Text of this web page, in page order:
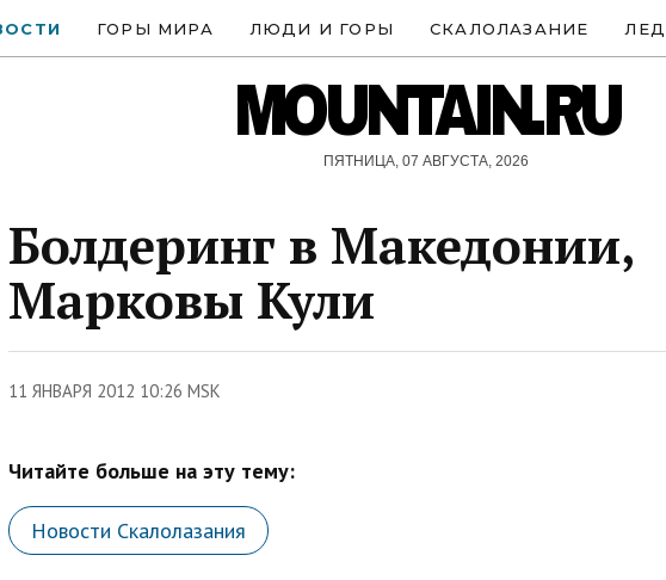
ГОРЫ МИРА ЛЮДИ И ГОРЫ СКАЛОЛАЗАНИЕ
MOUNTAIN.RU
ПЯТНИЦА, 07 АВГУСТА, 2026
Болдеринг в Македонии,
Марковы Кули
11 ЯНВАРЯ 2012 10:26 MSK
Читайте больше на эту тему:
Новости Скалолазания